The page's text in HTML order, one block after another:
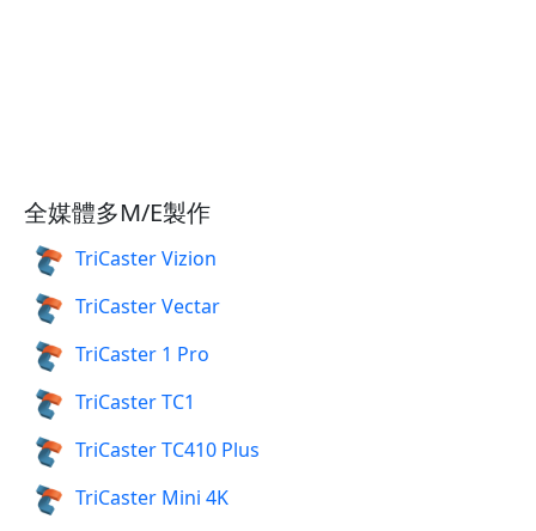
全媒體多M/E製作
TriCaster Vizion
TriCaster Vectar
TriCaster 1 Pro
TriCaster TC1
TriCaster TC410 Plus
TriCaster Mini 4K